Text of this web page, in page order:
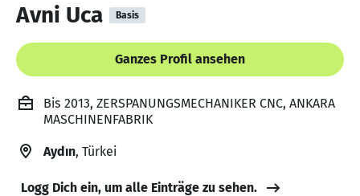
Avni Uca Basis
Ganzes Profil ansehen
Bis 2013, ZERSPANUNGSMECHANIKER CNC, ANKARA
MASCHINENFABRIK
Aydın, Türkei
Logg Dich ein, um alle Einträge zu sehen.